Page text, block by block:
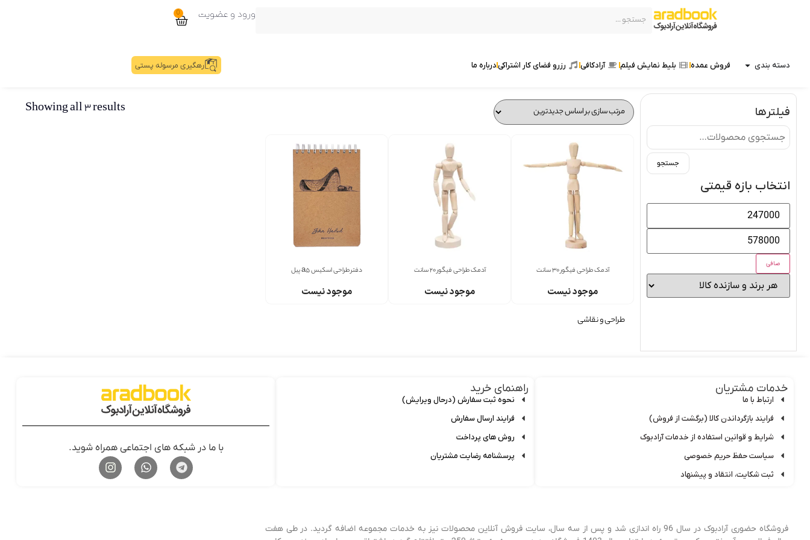
ورود و عضویت 0
دسته بندی رهگیری مرسوله پستی فروش عمده بلیط نمایش فیلم آرادکافی رزرو فضای کار اشتراکیدرباره ما
فیلترها
جستجو
انتخاب بازه قیمتی
صافی
Showing all 3 results
آدمک طراحی فیگور 30 سانت
موجود نیست
آدمک طراحی فیگور 20 سانت
موجود نیست
دفتر طراحی اسکیس a5 پیل
موجود نیست
طراحی و نقاشی
خدمات مشتریان
ارتباط با ما
فرایند بازگرداندن کالا (برگشت از فروش)
شرایط و قوانین استفاده از خدمات آرادبوک
سیاست حفظ حریم خصوصی
ثبت شکایت، انتقاد و پیشنهاد
راهنمای خرید
نحوه ثبت سفارش (درحال ویرایش)
فرایند ارسال سفارش
روش های پرداخت
پرسشنامه رضایت مشتریان
با ما در شبکه های اجتماعی همراه شوید.
فروشگاه حضوری آرادبوک در سال 96 راه اندازی شد و پس از سه سال، سایت فروش آنلاین محصولات نیز به خدمات مجموعه اضافه گردید. در طی هفت